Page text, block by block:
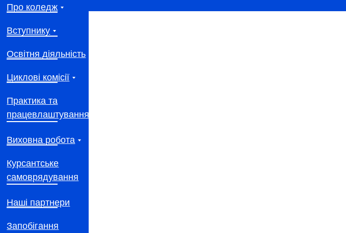
Про коледж
Вступнику
Освітня діяльність
Циклові комісії
Практика та
працевлаштування
Виховна робота
Курсантське
самоврядування
Запобігання
Наші партнери